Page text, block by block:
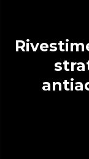
Rivestimento RockStone a tre